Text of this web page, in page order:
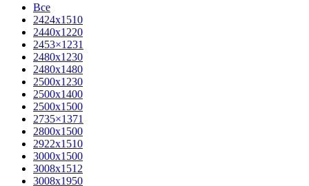
Все
2424х1510
2440х1220
2453×1231
2480х1230
2480х1480
2500х1230
2500х1400
2500х1500
2735×1371
2800х1500
2922х1510
3000х1500
3008х1512
3008х1950